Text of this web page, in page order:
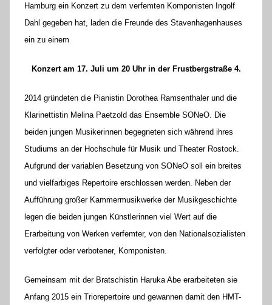
H
a
e
o
r
e
K
a
l
l
a
Hamburg ein Konzert zu dem verfemten Komponisten Ingolf
Dahl gegeben hat, laden die Freunde des Stavenhagenhauses
ein zu einem
Konzert am 17. Juli um 20 Uhr in der Frustbergstraße 4.
2014 gründeten die Pianistin Dorothea Ramsenthaler und die
Klarinettistin Melina Paetzold das Ensemble SONeO. Die
beiden jungen Musikerinnen begegneten sich während ihres
Studiums an der Hochschule für Musik und Theater Rostock.
Aufgrund der variablen Besetzung von SONeO soll ein breites
und vielfarbiges Repertoire erschlossen werden. Neben der
Aufführung großer Kammermusikwerke der Musikgeschichte
legen die beiden jungen Künstlerinnen viel Wert auf die
Erarbeitung von Werken verfemter, von den Nationalsozialisten
verfolgter oder verbotener, Komponisten.
Gemeinsam mit der Bratschistin Haruka Abe erarbeiteten sie
Anfang 2015 ein Triorepertoire und gewannen damit den HMT-